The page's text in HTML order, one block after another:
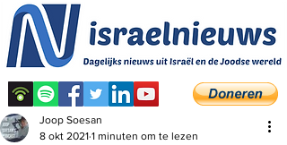
Joop Soesan
8 okt 2021 1 minuten om te lezen